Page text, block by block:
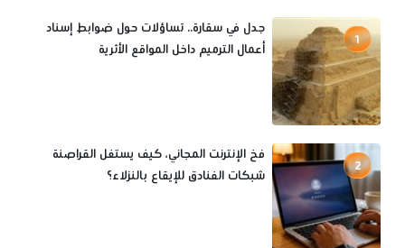
1
جدل في سقارة.. تساؤلات حول ضوابط إسناد
أعمال الترميم داخل المواقع الأثرية
2
فخ الإنترنت المجاني، كيف يستغل القراصنة
شبكات الفنادق للإيقاع بالنزلاء؟